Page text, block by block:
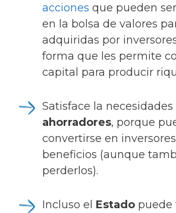
acciones que pueden
en la bolsa de valores
adquiridas por
forma que les permite
capital para producir
Satisface la necesidades
ahorradores, porque
convertirse en
beneficios (aunque
perderlos).
Incluso el Estado puede